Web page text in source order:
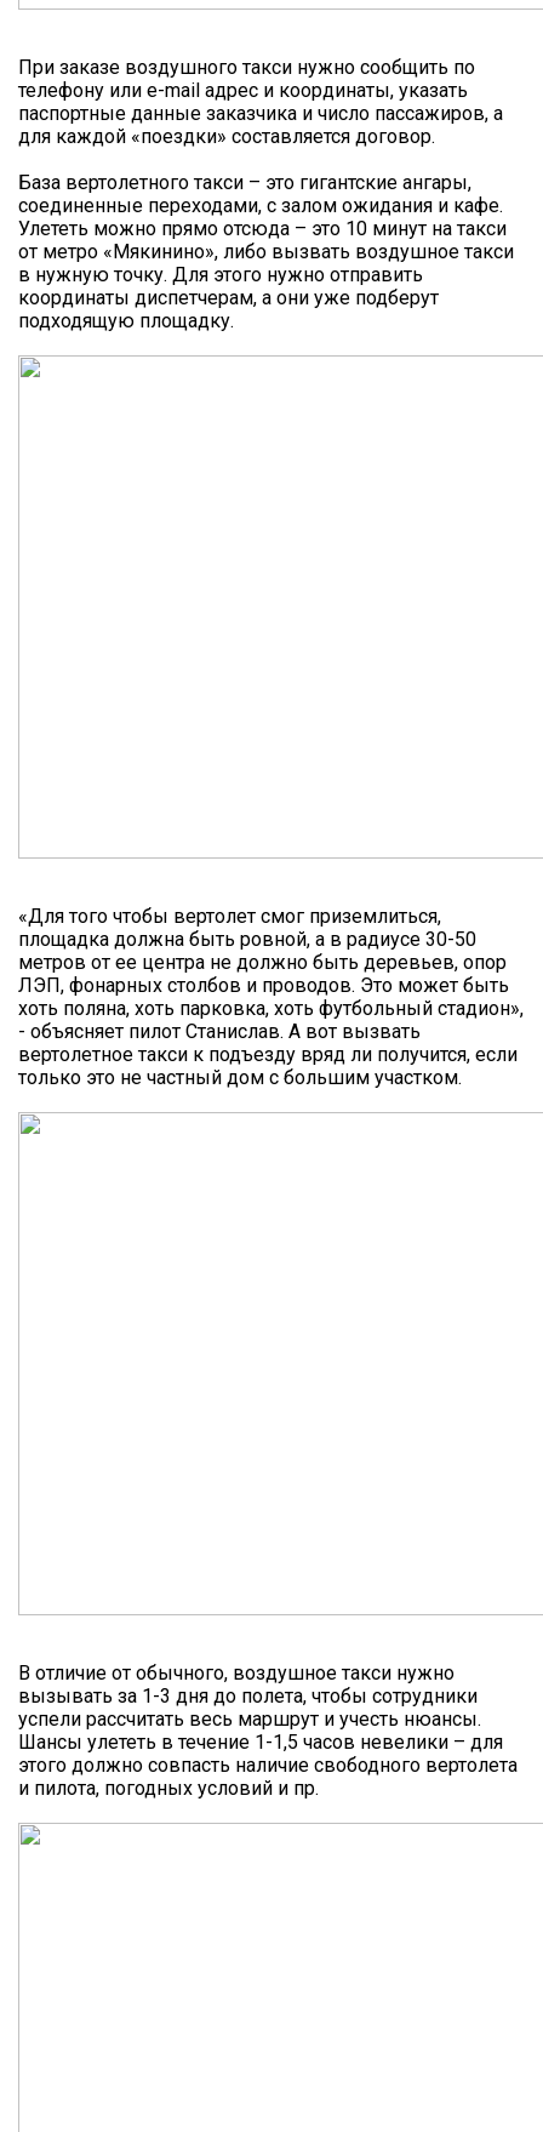
При заказе воздушного такси нужно сообщить по
телефону или e-mail адрес и координаты, указать
паспортные данные заказчика и число пассажиров, а
для каждой «поездки» составляется договор.
База вертолетного такси – это гигантские ангары,
соединенные переходами, с залом ожидания и кафе.
Улететь можно прямо отсюда – это 10 минут на такси
от метро «Мякинино», либо вызвать воздушное такси
в нужную точку. Для этого нужно отправить
координаты диспетчерам, а они уже подберут
подходящую площадку.
«Для того чтобы вертолет смог приземлиться,
площадка должна быть ровной, а в радиусе 30-50
метров от ее центра не должно быть деревьев, опор
ЛЭП, фонарных столбов и проводов. Это может быть
хоть поляна, хоть парковка, хоть футбольный стадион»,
- объясняет пилот Станислав. А вот вызвать
вертолетное такси к подъезду вряд ли получится, если
только это не частный дом с большим участком.
В отличие от обычного, воздушное такси нужно
вызывать за 1-3 дня до полета, чтобы сотрудники
успели рассчитать весь маршрут и учесть нюансы.
Шансы улететь в течение 1-1,5 часов невелики – для
этого должно совпасть наличие свободного вертолета
и пилота, погодных условий и пр.